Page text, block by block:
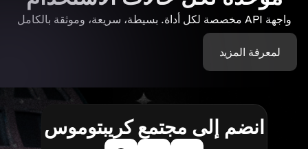
واجهة API مخصصة لكل أداة. بسيطة، سريعة، وموثقة بالكامل
لمعرفة المزيد
انضم إلى مجتمع كريبتوموس